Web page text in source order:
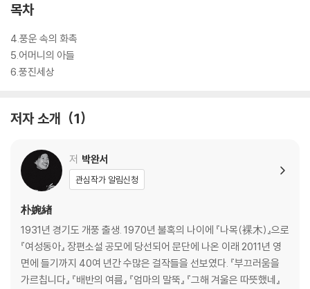
목차
4.풍운 속의 화촉
5.어머니의 아들
6.풍진세상
저자 소개 1
저 박완서
관심작가 알림신청
朴婉緖
1931년 경기도 개풍 출생. 1970년 불혹의 나이에 『나목(裸木)』으로
『여성동아』 장편소설 공모에 당선되어 문단에 나온 이래 2011년 영
면에 들기까지 40여 년간 수많은 걸작들을 선보였다. 『부끄러움을
가르칩니다』 『배반의 여름』 『엄마의 말뚝』 『그해 겨울은 따뜻했네』